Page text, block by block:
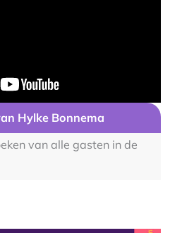
Hylke Bonnema
van alle gasten in de